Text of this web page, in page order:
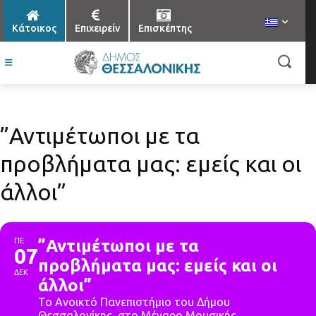
Κάτοικος Επιχειρείν Επισκέπτης
”Αντιμέτωποι με τα
προβλήματα μας: εμείς και οι
άλλοι”
ΠΕ
07
ΔΕΚ
”Αντιμέτωποι με τα
προβλήματα μας: εμείς και οι
άλλοι”
Το Ανοικτό Πανεπιστήμιο του Δήμου